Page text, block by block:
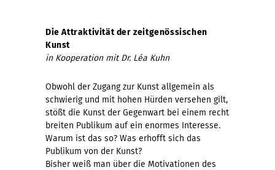
Die Attraktivität der zeitgenössischen
Kunst
in Kooperation mit Dr. Léa Kuhn
Obwohl der Zugang zur Kunst allgemein als
schwierig und mit hohen Hürden versehen gilt,
stößt die Kunst der Gegenwart bei einem recht
breiten Publikum auf ein enormes Interesse.
Warum ist das so? Was erhofft sich das
Publikum von der Kunst?
Bisher weiß man über die Motivationen des